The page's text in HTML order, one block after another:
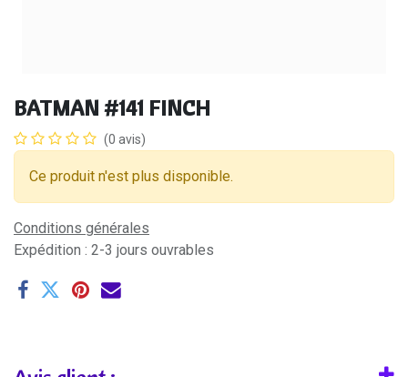
BATMAN #141 FINCH
(0 avis)
Ce produit n'est plus disponible.
Conditions générales
Expédition : 2-3 jours ouvrables